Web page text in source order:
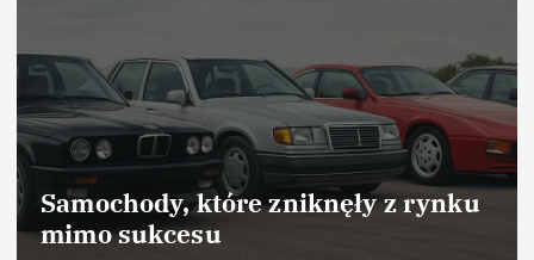
Samochody, które odniosły sukces
dzięki marketingowi